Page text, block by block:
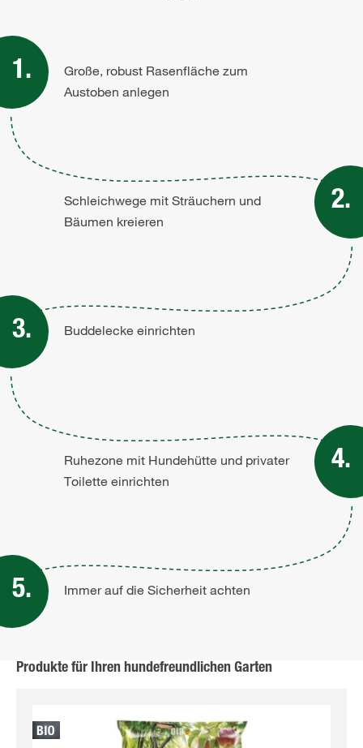
Große, robust Rasenfläche zum
Austoben anlegen
Schleichwege mit Sträuchern und
Bäumen kreieren
Buddelecke einrichten
Ruhezone mit Hundehütte und privater
Toilette einrichten
Immer auf die Sicherheit achten
Produkte für Ihren hundefreundlichen Garten